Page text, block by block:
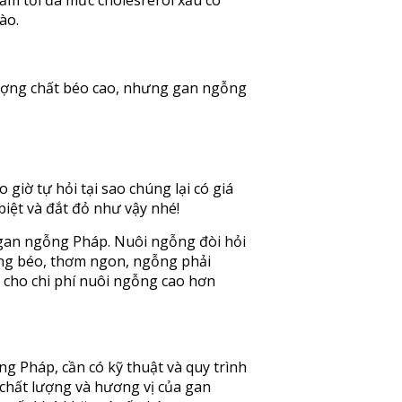
chất béo cao, nhưng gan ngỗng
giờ tự hỏi tại sao chúng lại có giá
và đắt đỏ như vậy nhé!
ngỗng Pháp. Nuôi ngỗng đòi hỏi
béo, thơm ngon, ngỗng phải
chi phí nuôi ngỗng cao hơn
Pháp, cần có kỹ thuật và quy trình
lượng và hương vị của gan